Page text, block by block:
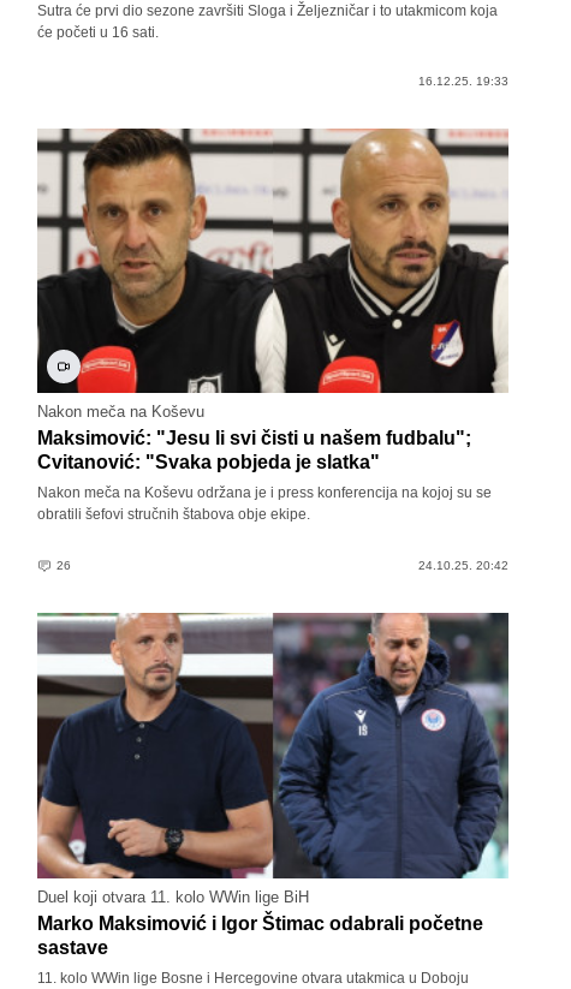
Sutra će prvi dio sezone završiti Sloga i Željezničar i to utakmicom koja
će početi u 16 sati.
16.12.25. 19:33
Nakon meča na Koševu
Maksimović: "Jesu li svi čisti u našem fudbalu";
Cvitanović: "Svaka pobjeda je slatka"
Nakon meča na Koševu održana je i press konferencija na kojoj su se
obratili šefovi stručnih štabova obje ekipe.
26 24.10.25. 20:42
Duel koji otvara 11. kolo WWin lige BiH
Marko Maksimović i Igor Štimac odabrali početne
sastave
11. kolo WWin lige Bosne i Hercegovine otvara utakmica u Doboju